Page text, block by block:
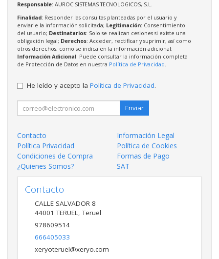
Responsable: AUROC SISTEMAS TECNOLOGICOS, S.L.
Finalidad: Responder las consultas planteadas por el usuario y
enviarle la información solicitada; Legitimación: Consentimiento
del usuario; Destinatarios: Solo se realizan cesiones si existe una
obligación legal; Derechos: Acceder, rectificar y suprimir, así como
otros derechos, como se indica en la información adicional;
Información Adicional: Puede consultar la información completa
de Protección de Datos en nuestra Política de Privacidad
He leído y acepto la Política de Privacidad.
Enviar
Contacto
Información Legal
Política Privacidad
Política de Cookies
Condiciones de Compra
Formas de Pago
¿Quienes Somos?
SAT
Contacto
CALLE SALVADOR 8
44001 TERUEL,Teruel
978609514
666405033
xeryoteruel@xeryo.com